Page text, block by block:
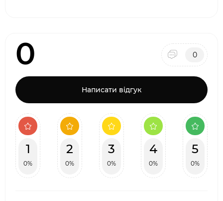
0 0
Написати відгук
1
0%
2
0%
3
0%
4
0%
5
0%